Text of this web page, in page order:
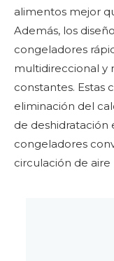
alimentos mejor
Además, los
congeladores
multidireccional y
constantes. Estas
eliminación del
de deshidratación
congeladores
circulación de